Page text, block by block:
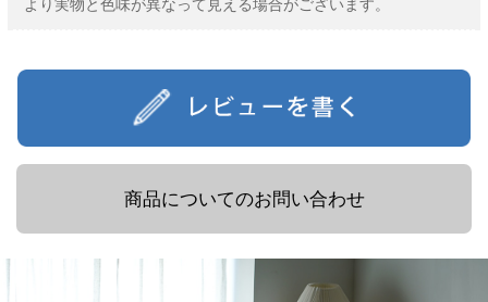
より実物と色味が異なって見える場合がございます。
商品についてのお問い合わせ